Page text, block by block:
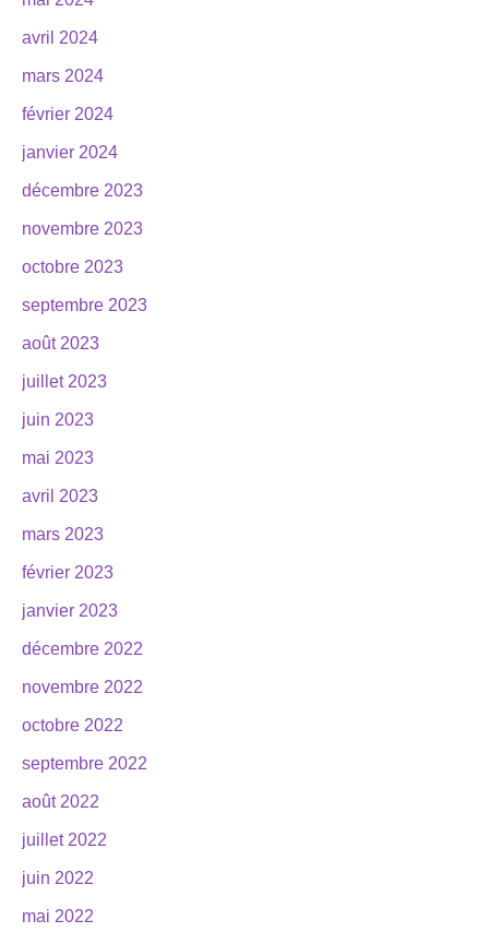
avril 2024
mars 2024
février 2024
janvier 2024
décembre 2023
novembre 2023
octobre 2023
septembre 2023
août 2023
juillet 2023
juin 2023
mai 2023
avril 2023
mars 2023
février 2023
janvier 2023
décembre 2022
novembre 2022
octobre 2022
septembre 2022
août 2022
juillet 2022
juin 2022
mai 2022